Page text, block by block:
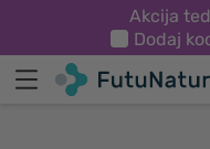
Akcija
Dodaj